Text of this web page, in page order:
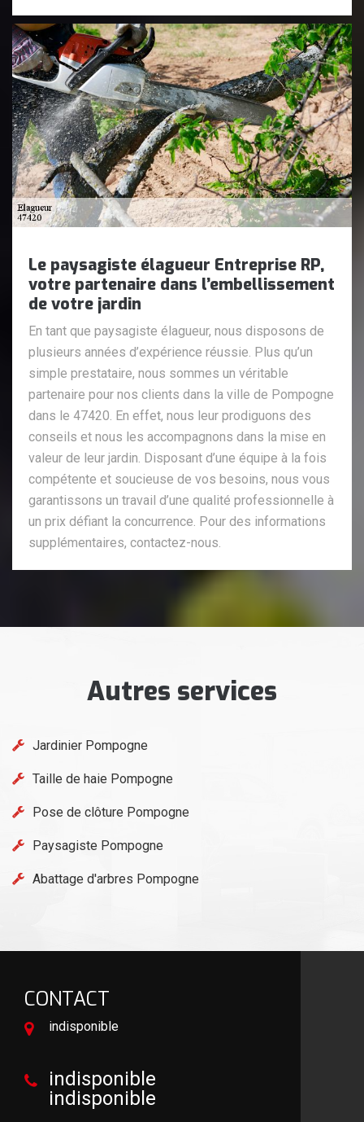
Le paysagiste élagueur Entreprise RP,
votre partenaire dans l’embellissement
de votre jardin
En tant que paysagiste élagueur, nous disposons de
plusieurs années d’expérience réussie. Plus qu’un
simple prestataire, nous sommes un véritable
partenaire pour nos clients dans la ville de Pompogne
dans le 47420. En effet, nous leur prodiguons des
conseils et nous les accompagnons dans la mise en
valeur de leur jardin. Disposant d’une équipe à la fois
compétente et soucieuse de vos besoins, nous vous
garantissons un travail d’une qualité professionnelle à
un prix défiant la concurrence. Pour des informations
supplémentaires, contactez-nous.
Autres services
Jardinier Pompogne
Taille de haie Pompogne
Pose de clôture Pompogne
Paysagiste Pompogne
Abattage d'arbres Pompogne
CONTACT
indisponible
indisponible
indisponible